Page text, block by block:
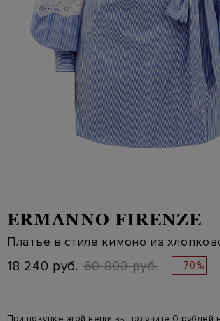
ERMANNO FIRENZE
Платье в стиле кимоно из
18 240 руб. 60 800 руб. - 70%